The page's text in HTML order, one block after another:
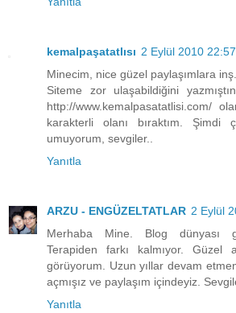
kemalpaşatatlısı 2 Eylül 2010 22:57
Minecim, nice güzel paylaşımlara inş...
Siteme zor ulaşabildiğini
http://www.kemalpasatatlisi.com/
karakterli olanı bıraktım. Şimdi
umuyorum, sevgiler..
Yanıtla
ARZU - ENGÜZELTATLAR 2 Eylül
Merhaba Mine. Blog dünyası
Terapiden farkı kalmıyor. Güzel
görüyorum. Uzun yıllar devam
açmışız ve paylaşım içindeyiz.
Yanıtla